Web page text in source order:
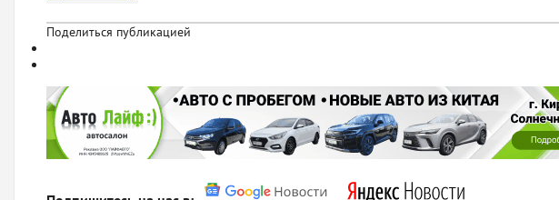
Поделиться публикацией